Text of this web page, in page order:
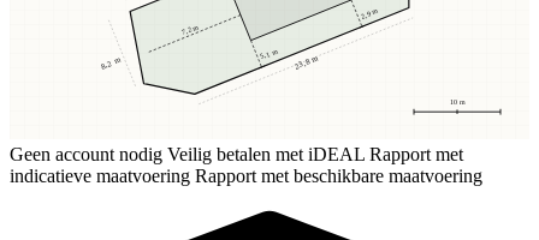
10 m
5,1 m
2,9 m
7,2 m
23,8 m
8,2 m
Geen account nodig Veilig betalen met iDEAL Rapport met
indicatieve maatvoering Rapport met beschikbare maatvoering